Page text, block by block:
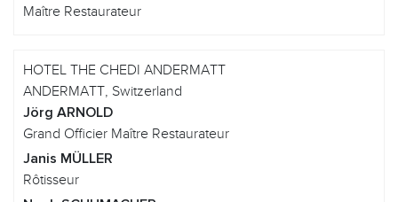
Maître Restaurateur
HOTEL THE CHEDI ANDERMATT
ANDERMATT, Switzerland
Jörg ARNOLD
Grand Officier Maître Restaurateur
Janis MÜLLER
Rôtisseur